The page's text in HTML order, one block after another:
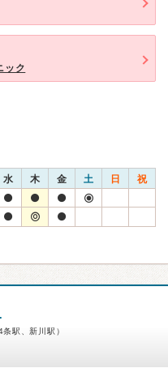
ック
水 木 金 土 日 祝
駅、新川駅）